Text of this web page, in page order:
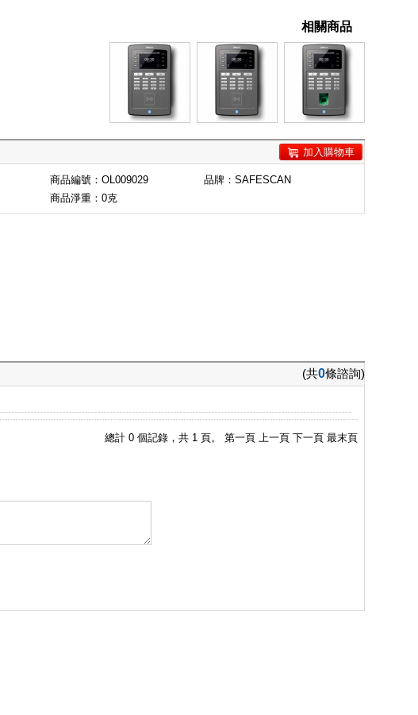
相關商品
加入購物車
商品編號：OL009029 品牌： SAFESCAN
商品淨重：0克
(共0條諮詢)
總計 0 個記錄，共 1 頁。 第一頁 上一頁 下一頁 最末頁